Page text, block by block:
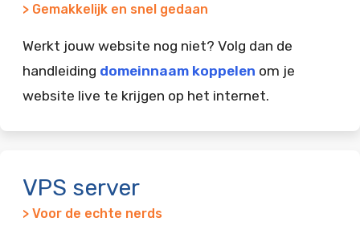
> Gemakkelijk en snel gedaan
Werkt jouw website nog niet? Volg dan de
handleiding domeinnaam koppelen om je
website live te krijgen op het internet.
VPS server
> Voor de echte nerds